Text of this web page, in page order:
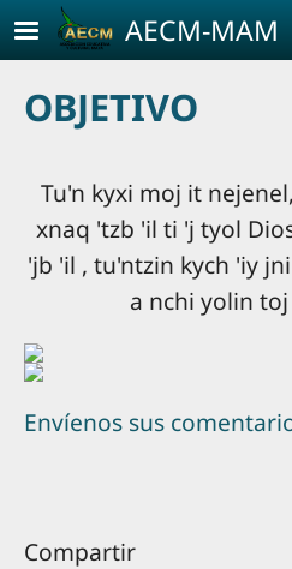
Pasar al contenido principal
AECM-MAM
OBJETIVO
Tu'n kyxi moj it
xnaq 'tzb 'il ti 'j tyol
'jb 'il , tu'ntzin kych 'iy
a nchi yolin
Envíenos sus
Compartir